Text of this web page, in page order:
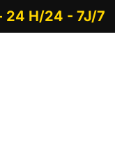
24 H/24 - 7J/7